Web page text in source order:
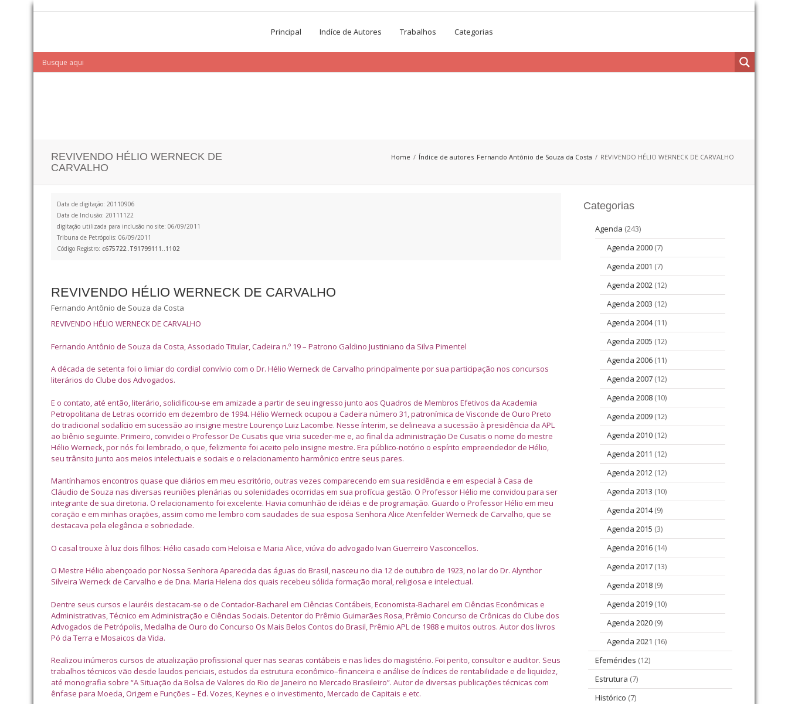
Principal Indíce de Autores Trabalhos Categorias
REVIVENDO HÉLIO WERNECK DE
CARVALHO
Home Índice de autores Fernando Antônio de Souza da Costa REVIVENDO HÉLIO WERNECK DE CARVALHO
Data de digitação: 20110906
Data de Inclusão: 20111122
digitação utilizada para inclusão no site: 06/09/2011
Tribuna de Petrópolis: 06/09/2011
Código Registro: c675722..T91799111..1102
REVIVENDO HÉLIO WERNECK DE CARVALHO
Fernando Antônio de Souza da Costa
REVIVENDO HÉLIO WERNECK DE CARVALHO
Fernando Antônio de Souza da Costa, Associado Titular, Cadeira n.º 19 – Patrono Galdino Justiniano da Silva Pimentel
A década de setenta foi o limiar do cordial convívio com o Dr. Hélio Werneck de Carvalho principalmente por sua participação nos concursos
literários do Clube dos Advogados.
E o contato, até então, literário, solidificou-se em amizade a partir de seu ingresso junto aos Quadros de Membros Efetivos da Academia
Petropolitana de Letras ocorrido em dezembro de 1994. Hélio Werneck ocupou a Cadeira número 31, patronímica de Visconde de Ouro Preto
do tradicional sodalício em sucessão ao insigne mestre Lourenço Luiz Lacombe. Nesse ínterim, se delineava a sucessão à presidência da APL
ao biênio seguinte. Primeiro, convidei o Professor De Cusatis que viria suceder-me e, ao final da administração De Cusatis o nome do mestre
Hélio Werneck, por nós foi lembrado, o que, felizmente foi aceito pelo insigne mestre. Era público-notório o espírito empreendedor de Hélio,
seu trânsito junto aos meios intelectuais e sociais e o relacionamento harmônico entre seus pares.
Mantínhamos encontros quase que diários em meu escritório, outras vezes comparecendo em sua residência e em especial à Casa de
Cláudio de Souza nas diversas reuniões plenárias ou solenidades ocorridas em sua profícua gestão. O Professor Hélio me convidou para ser
integrante de sua diretoria. O relacionamento foi excelente. Havia comunhão de idéias e de programação. Guardo o Professor Hélio em meu
coração e em minhas orações, assim como me lembro com saudades de sua esposa Senhora Alice Atenfelder Werneck de Carvalho, que se
destacava pela elegância e sobriedade.
O casal trouxe à luz dois filhos: Hélio casado com Heloisa e Maria Alice, viúva do advogado Ivan Guerreiro Vasconcellos.
O Mestre Hélio abençoado por Nossa Senhora Aparecida das águas do Brasil, nasceu no dia 12 de outubro de 1923, no lar do Dr. Alynthor
Silveira Werneck de Carvalho e de Dna. Maria Helena dos quais recebeu sólida formação moral, religiosa e intelectual.
Dentre seus cursos e lauréis destacam-se o de Contador-Bacharel em Ciências Contábeis, Economista-Bacharel em Ciências Econômicas e
Administrativas, Técnico em Administração e Ciências Sociais. Detentor do Prêmio Guimarães Rosa, Prêmio Concurso de Crônicas do Clube dos
Advogados de Petrópolis, Medalha de Ouro do Concurso Os Mais Belos Contos do Brasil, Prêmio APL de 1988 e muitos outros. Autor dos livros
Pó da Terra e Mosaicos da Vida.
Realizou inúmeros cursos de atualização profissional quer nas searas contábeis e nas lides do magistério. Foi perito, consultor e auditor. Seus
trabalhos técnicos vão desde laudos periciais, estudos da estrutura econômico–financeira e análise de índices de rentabilidade e de liquidez,
até monografia sobre “A Situação da Bolsa de Valores do Rio de Janeiro no Mercado Brasileiro”. Autor de diversas publicações técnicas com
ênfase para Moeda, Origem e Funções – Ed. Vozes, Keynes e o investimento, Mercado de Capitais e etc.
Categorias
Agenda (243)
Agenda 2000 (7)
Agenda 2001 (7)
Agenda 2002 (12)
Agenda 2003 (12)
Agenda 2004(11)
Agenda 2005 (12)
Agenda 2006 (11)
Agenda 2007 (12)
Agenda 2008 (10)
Agenda 2009 (12)
Agenda 2010 (12)
Agenda 2011 (12)
Agenda 2012 (12)
Agenda 2013 (10)
Agenda 2014(9)
Agenda 2015 (3)
Agenda 2016 (14)
Agenda 2017 (13)
Agenda 2018 (9)
Agenda 2019 (10)
Agenda 2020 (9)
Agenda 2021 (16)
Efemérides (12)
Estrutura (7)
Histórico (7)